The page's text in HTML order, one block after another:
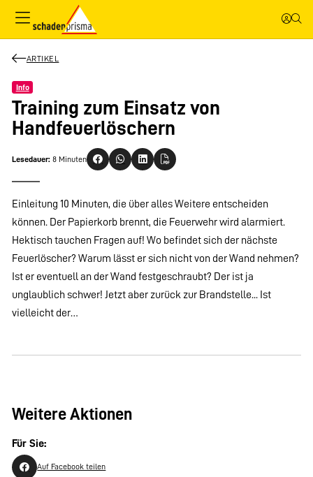
ARTIKEL
Info
Training zum Einsatz von
Handfeuerlöschern
Lesedauer: 8 Minuten
Einleitung 10 Minuten, die über alles Weitere entscheiden
können. Der Papierkorb brennt, die Feuerwehr wird alarmiert.
Hektisch tauchen Fragen auf! Wo befindet sich der nächste
Feuerlöscher? Warum lässt er sich nicht von der Wand nehmen?
Ist er eventuell an der Wand festgeschraubt? Der ist ja
unglaublich schwer! Jetzt aber zurück zur Brandstelle... Ist
vielleicht der…
Weitere Aktionen
Für Sie:
Auf Facebook teilen